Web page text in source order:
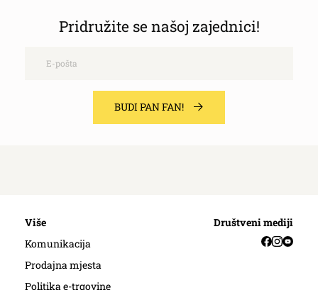
Pridružite se našoj zajednici!
BUDI PAN FAN!
Više
Komunikacija
Prodajna mjesta
Politika e-trgovine
Društveni mediji
Facebook